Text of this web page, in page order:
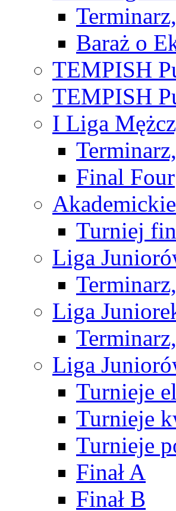
Baraż o
TEMPISH
TEMPISH
I Liga
Final Four
Turniej
Liga
Liga
Liga
Turnieje
Turnieje
Turnieje
Finał A
Finał B